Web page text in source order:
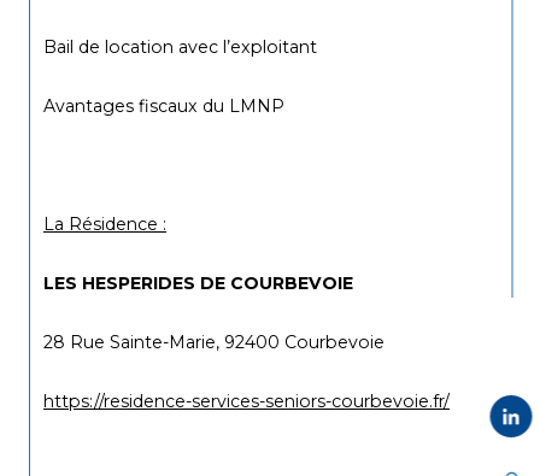
Bail de location avec l’exploitant
Avantages fiscaux du LMNP
La Résidence :
LES HESPERIDES DE COURBEVOIE
28 Rue Sainte-Marie, 92400 Courbevoie
https://residence-services-seniors-courbevoie.fr/